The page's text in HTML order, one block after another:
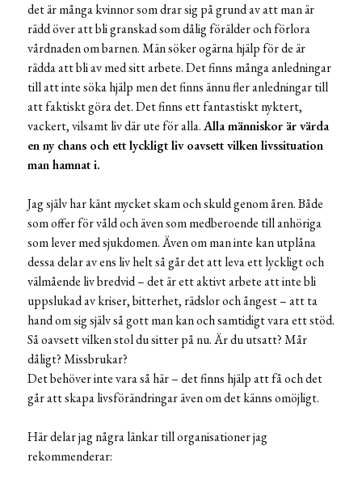
det är många kvinnor som drar sig på grund av att man är
rädd över att bli granskad som dålig förälder och förlora
vårdnaden om barnen. Män söker ogärna hjälp för de är
rädda att bli av med sitt arbete. Det finns många anledningar
till att inte söka hjälp men det finns ännu fler anledningar till
att faktiskt göra det. Det finns ett fantastiskt nyktert,
vackert, vilsamt liv där ute för alla.Alla människor är värda
en ny chans och ett lyckligt liv oavsett vilken livssituation
man hamnat i.
Jag själv har känt mycket skam och skuld genom åren. Både
som offer för våld och även som medberoende till anhöriga
som lever med sjukdomen. Även om man inte kan utplåna
dessa delar av ens liv helt så går det att leva ett lyckligt och
välmående liv bredvid – det är ett aktivt arbete att inte bli
uppslukad av kriser, bitterhet, rädslor och ångest – att ta
hand om sig själv så gott man kan och samtidigt vara ett stöd.
Så oavsett vilken stol du sitter på nu. Är du utsatt? Mår
dåligt? Missbrukar?
Det behöver inte vara så här – det finns hjälp att få och det
går att skapa livsförändringar även om det känns omöjligt.
Här delar jag några länkar till organisationer jag
rekommenderar: